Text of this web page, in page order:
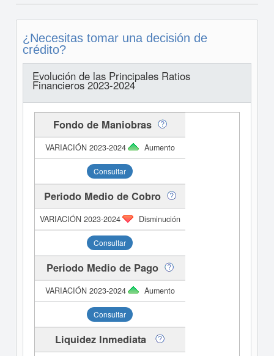
¿Necesitas tomar una decisión de
crédito?
Evolución de las Principales Ratios
Financieros 2023-2024
Fondo de Maniobras
Aumento
Consultar
Periodo Medio de Cobro
Disminución
Consultar
Periodo Medio de Pago
Aumento
Consultar
Liquidez Inmediata